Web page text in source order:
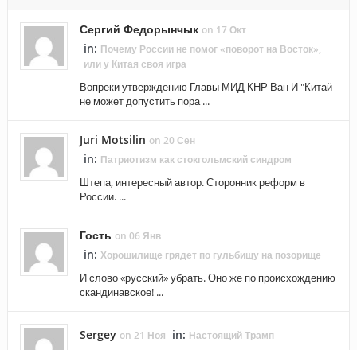
Сергий Федорынчык on 17 Окт
in: Почему России не помог «поворот на Восток»,
или у Китая своя игра
Вопреки утверждению Главы МИД КНР Ван И "Китай
не может допустить пора ...
Juri Motsilin on 20 Сен
in: Патриотизм как стокгольмский синдром
Штепа, интересный автор. Сторонник реформ в
России. ...
Гость on 06 Янв
in: Хорошилище грядет по гульбищу на позорище
И слово «русский» убрать. Оно же по происхождению
скандинавское! ...
Sergey on 21 Ноя in: Настоящий Трамп